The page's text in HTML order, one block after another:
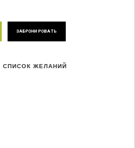
ЗАБРОНИРОВАТЬ
СПИСОК ЖЕЛАНИЙ